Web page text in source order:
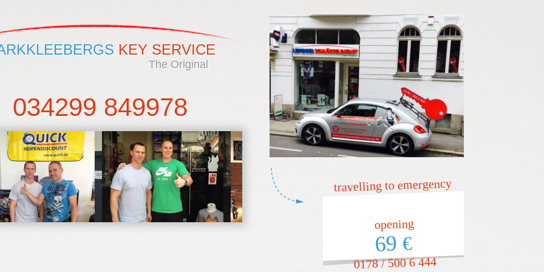
KEY SERVICE
The Original
034299 849978
travelling to emergency
opening
0178 / 500 6 444
69 €